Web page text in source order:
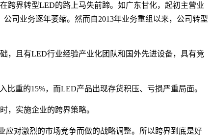
跨界转型LED的路上马失前蹄。如广东甘化，起初主营业
司业务逐年萎缩。然而自2013年业务重组以来，公司转型
，且有LED行业经验产业化团队和国外先进设备，具有竞
比重的15%，而LED产品出现存货积压、亏损严重局面。
，实施企业的跨界策略。
对激烈的市场竞争而做的战略调整。所以跨界到底是好